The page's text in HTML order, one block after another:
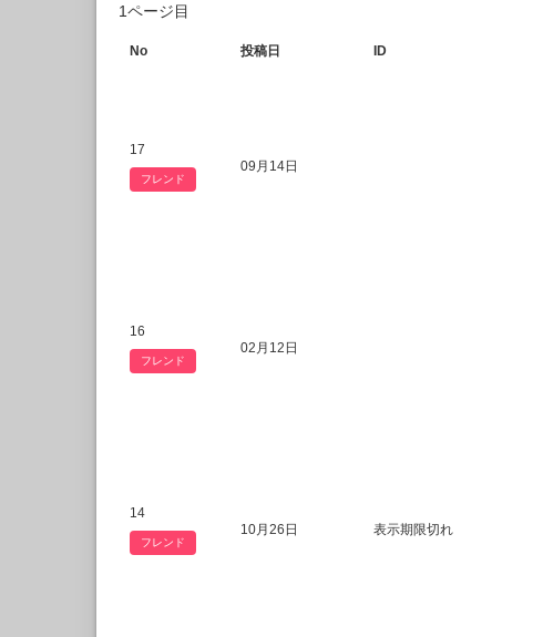
1ページ目
No 投稿日 ID
17
フレンド
09月14日
16
フレンド
02月12日
14
フレンド
10月26日 表示期限切れ